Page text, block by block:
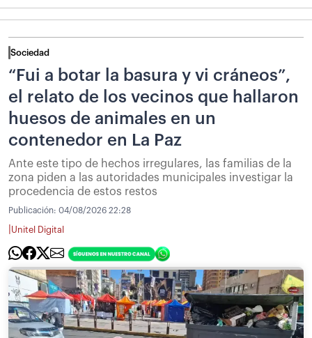
Sociedad
“Fui a botar la basura y vi cráneos”,
el relato de los vecinos que hallaron
huesos de animales en un
contenedor en La Paz
Ante este tipo de hechos irregulares, las familias de la
zona piden a las autoridades municipales investigar la
procedencia de estos restos
Publicación: 04/08/2026 22:28
Unitel Digital